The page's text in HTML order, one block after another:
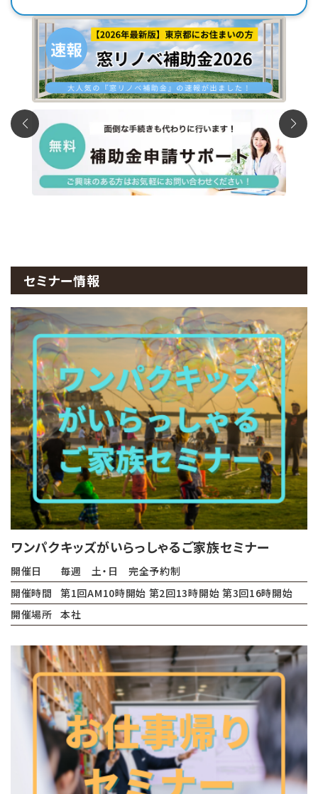
セミナー情報
ワンパクキッズがいらっしゃるご家族セミナー
開催日
毎週 土・日 完全予約制
開催時間
第1回AM10時開始 第2回13時開始 第3回16時開始
開催場所 本社